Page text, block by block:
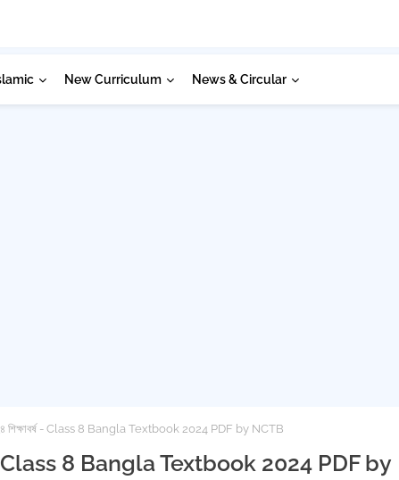
New Curriculum News & Circular
শিক্ষাবর্ষ - Class 8 Bangla Textbook 2024 PDF by NCTB
- Class 8 Bangla Textbook 2024 PDF by